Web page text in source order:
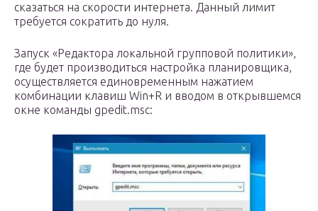
сказаться на скорости интернета. Данный лимит
требуется сократить до нуля.
Запуск «Редактора локальной групповой политики»,
где будет производиться настройка планировщика,
осуществляется единовременным нажатием
комбинации клавиш Win+R и вводом в открывшемся
окне команды gpedit.msc: